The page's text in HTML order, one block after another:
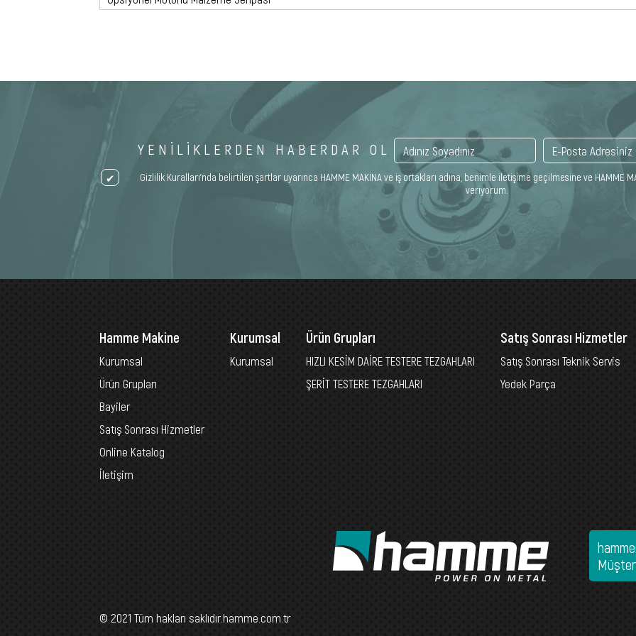
YENİLİKLERDEN HABERDAR OL
Gizlilik Kuralları’nda belirtilen şartlar uyarınca HAMME MAKİNA ve iş ortakları adına, benimle iletişime geçilmesine ve HAMME
veriyorum.
Hamme Makine
Kurumsal
Ürün Grupları
Bayiler
Satış Sonrası Hizmetler
Online Katalog
İletişim
Kurumsal
Kurumsal
Ürün Grupları
HIZLI KESİM DAİRE TESTERE TEZGAHLARI
ŞERİT TESTERE TEZGAHLARI
Satış Sonrası Hizmetler
Satış Sonrası Teknik Servis
Yedek Parça
© 2021 Tüm hakları saklıdır.hamme.com.tr